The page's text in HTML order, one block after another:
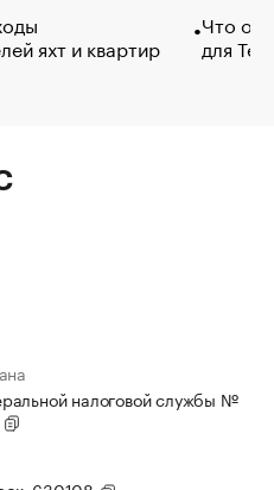
яхт и квартир
Что
для
налоговой службы №